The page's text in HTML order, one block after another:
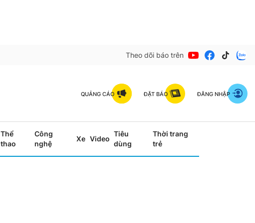
Theo dõi báo trên
QUẢNG CÁO ĐẶT BÁO ĐĂNG NHẬP
Thể
thao
Công
nghệ
Xe Video
Tiêu
dùng
Thời trang
trẻ